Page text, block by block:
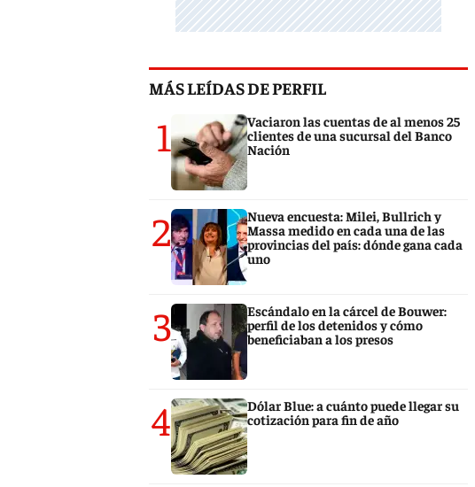
MÁS LEÍDAS DE PERFIL
1
Vaciaron las cuentas de al menos 25
clientes de una sucursal del Banco
Nación
2
Nueva encuesta: Milei, Bullrich y
Massa medido en cada una de las
provincias del país: dónde gana cada
uno
3
Escándalo en la cárcel de Bouwer:
perfil de los detenidos y cómo
beneficiaban a los presos
4
Dólar Blue: a cuánto puede llegar su
cotización para fin de año